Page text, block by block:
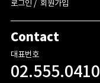
로그인 / 회원가입
Contact
대표번호
02.555.0410